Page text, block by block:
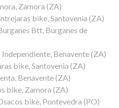
Zamora (ZA)
bike, Santovenia (ZA)
Btt, Burganes de
Independiente, Benavente (ZA)
bike, Santovenia (ZA)
Benavente (ZA)
bike, Zamora (ZA)
bike, Pontevedra (PO)